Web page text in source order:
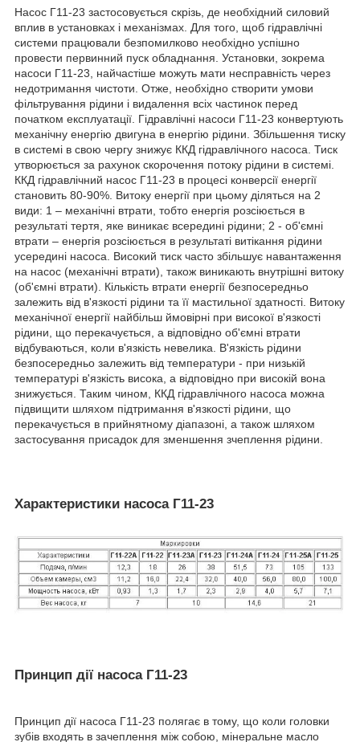
Насос Г11-23 застосовується скрізь, де необхідний силовий
вплив в установках і механізмах. Для того, щоб гідравлічні
системи працювали безпомилково необхідно успішно
провести первинний пуск обладнання. Установки, зокрема
насоси Г11-23, найчастіше можуть мати несправність через
недотримання чистоти. Отже, необхідно створити умови
фільтрування рідини і видалення всіх частинок перед
початком експлуатації. Гідравлічні насоси Г11-23 конвертують
механічну енергію двигуна в енергію рідини. Збільшення тиску
в системі в свою чергу знижує ККД гідравлічного насоса. Тиск
утворюється за рахунок скорочення потоку рідини в системі.
ККД гідравлічний насос Г11-23 в процесі конверсії енергії
становить 80-90%. Витоку енергії при цьому діляться на 2
види: 1 – механічні втрати, тобто енергія розсіюється в
результаті тертя, яке виникає всередині рідини; 2 - об'ємні
втрати – енергія розсіюється в результаті витікання рідини
усередині насоса. Високий тиск часто збільшує навантаження
на насос (механічні втрати), також виникають внутрішні витоку
(об'ємні втрати). Кількість втрати енергії безпосередньо
залежить від в'язкості рідини та її мастильної здатності. Витоку
механічної енергії найбільш ймовірні при високої в'язкості
рідини, що перекачується, а відповідно об'ємні втрати
відбуваються, коли в'язкість невелика. В'язкість рідини
безпосередньо залежить від температури - при низькій
температурі в'язкість висока, а відповідно при високій вона
знижується. Таким чином, ККД гідравлічного насоса можна
підвищити шляхом підтримання в'язкості рідини, що
перекачується в прийнятному діапазоні, а також шляхом
застосування присадок для зменшення зчеплення рідини.
Характеристики насоса Г11-23
Принцип дії насоса Г11-23
Принцип дії насоса Г11-23 полягає в тому, що коли головки
зубів входять в зачеплення між собою, мінеральне масло